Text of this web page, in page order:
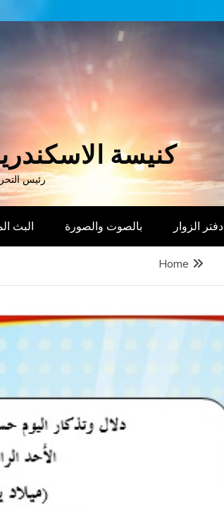
كنيسة
رئيس
دفتر الزوار بالصوت والصورة البث
Home